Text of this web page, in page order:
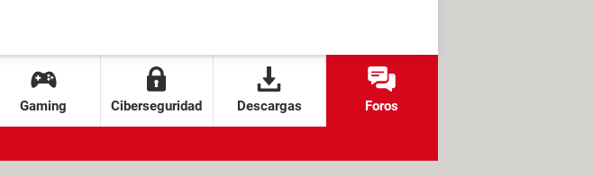
Gaming Ciberseguridad Descargas Foros